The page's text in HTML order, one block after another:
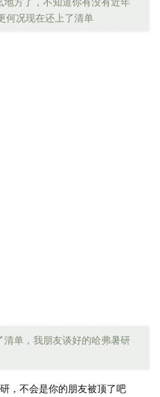
何况现在还上了清单
清单，我朋友谈好的哈弗暑研
，不会是你的朋友被顶了吧